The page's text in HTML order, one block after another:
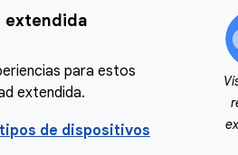
extendida
para estos
extendida.
de dispositivos